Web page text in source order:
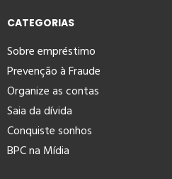
CATEGORIAS
Sobre empréstimo
Prevenção à Fraude
Organize as contas
Saia da dívida
Conquiste sonhos
BPC na Mídia